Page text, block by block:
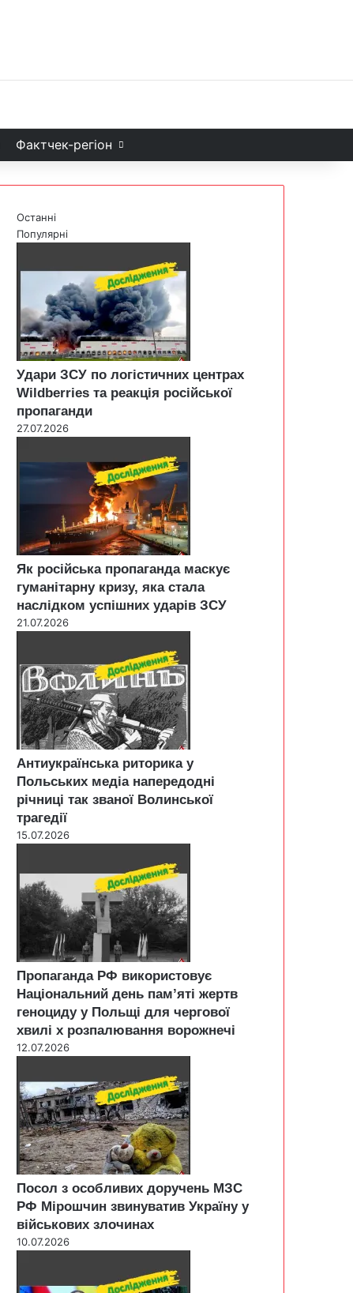
Фактчек-регіон
Останні
Популярні
Удари ЗСУ по логістичних центрах
Wildberries та реакція російської
пропаганди
27.07.2026
Як російська пропаганда маскує
гуманітарну кризу, яка стала
наслідком успішних ударів ЗСУ
21.07.2026
Антиукраїнська риторика у
Польських медіа напередодні
річниці так званої Волинської
трагедії
15.07.2026
Пропаганда РФ використовує
Національний день пам’яті жертв
геноциду у Польщі для чергової
хвилі х розпалювання ворожнечі
12.07.2026
Посол з особливих доручень МЗС
РФ Мірошчин звинуватив Україну у
військових злочинах
10.07.2026